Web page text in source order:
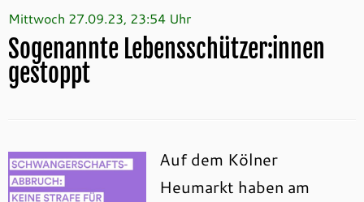
Mittwoch 27.09.23, 23:54 Uhr
Sogenannte Lebensschützer:innen
gestoppt
Auf dem Kölner
Heumarkt haben am